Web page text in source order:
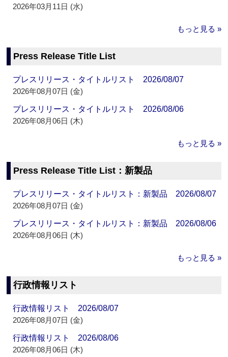
2026年03月11日 (水)
もっと見る »
Press Release Title List
プレスリリース・タイトルリスト 2026/08/07
2026年08月07日 (金)
プレスリリース・タイトルリスト 2026/08/06
2026年08月06日 (木)
もっと見る »
Press Release Title List：新製品
プレスリリース・タイトルリスト：新製品 2026/08/07
2026年08月07日 (金)
プレスリリース・タイトルリスト：新製品 2026/08/06
2026年08月06日 (木)
もっと見る »
行政情報リスト
行政情報リスト 2026/08/07
2026年08月07日 (金)
行政情報リスト 2026/08/06
2026年08月06日 (木)